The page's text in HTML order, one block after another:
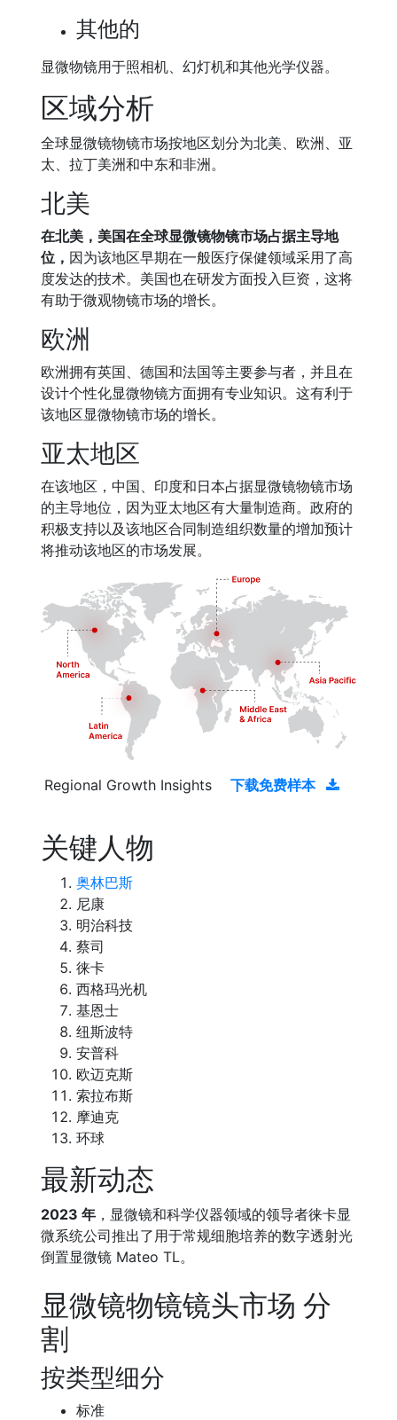
其他的
显微物镜用于照相机、幻灯机和其他光学仪器。
区域分析
全球显微镜物镜市场按地区划分为北美、欧洲、亚
太、拉丁美洲和中东和非洲。
北美
在北美，美国在全球显微镜物镜市场占据主导地
位， 因为该地区早期在一般医疗保健领域采用了高
度发达的技术。美国也在研发方面投入巨资，这将
有助于微观物镜市场的增长。
欧洲
欧洲拥有英国、德国和法国等主要参与者，并且在
设计个性化显微物镜方面拥有专业知识。这有利于
该地区显微物镜市场的增长。
亚太地区
在该地区，中国、印度和日本占据显微镜物镜市场
的主导地位，因为亚太地区有大量制造商。政府的
积极支持以及该地区合同制造组织数量的增加预计
将推动该地区的市场发展。
Regional Growth Insights 下载免费样本
关键人物
奥林巴斯
尼康
明治科技
蔡司
徕卡
西格玛光机
基恩士
纽斯波特
安普科
欧迈克斯
索拉布斯
摩迪克
环球
最新动态
2023 年 ，显微镜和科学仪器领域的领导者徕卡显
微系统公司推出了用于常规细胞培养的数字透射光
倒置显微镜 Mateo TL。
显微镜物镜镜头市场 分
割
按类型细分
标准